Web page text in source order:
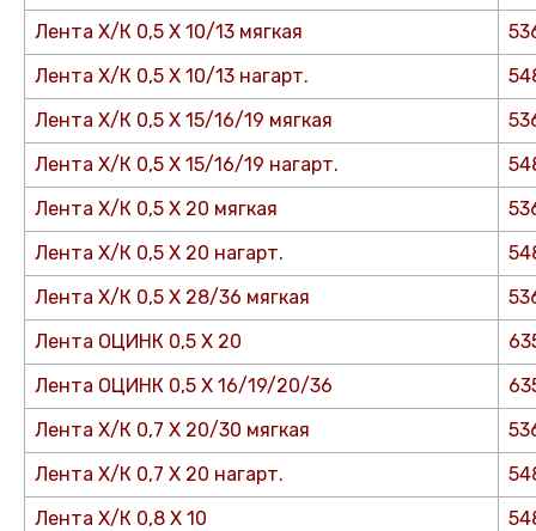
Лента Х/К 0,5 Х 10/13 мягкая
Лента Х/К 0,5 Х 10/13 нагарт.
Лента Х/К 0,5 Х 15/16/19 мягкая
Лента Х/К 0,5 Х 15/16/19 нагарт.
Лента Х/К 0,5 Х 20 мягкая
Лента Х/К 0,5 Х 20 нагарт.
Лента Х/К 0,5 Х 28/36 мягкая
Лента ОЦИНК 0,5 Х 20
Лента ОЦИНК 0,5 Х 16/19/20/36
Лента Х/К 0,7 Х 20/30 мягкая
Лента Х/К 0,7 Х 20 нагарт.
Лента Х/К 0,8 Х 10